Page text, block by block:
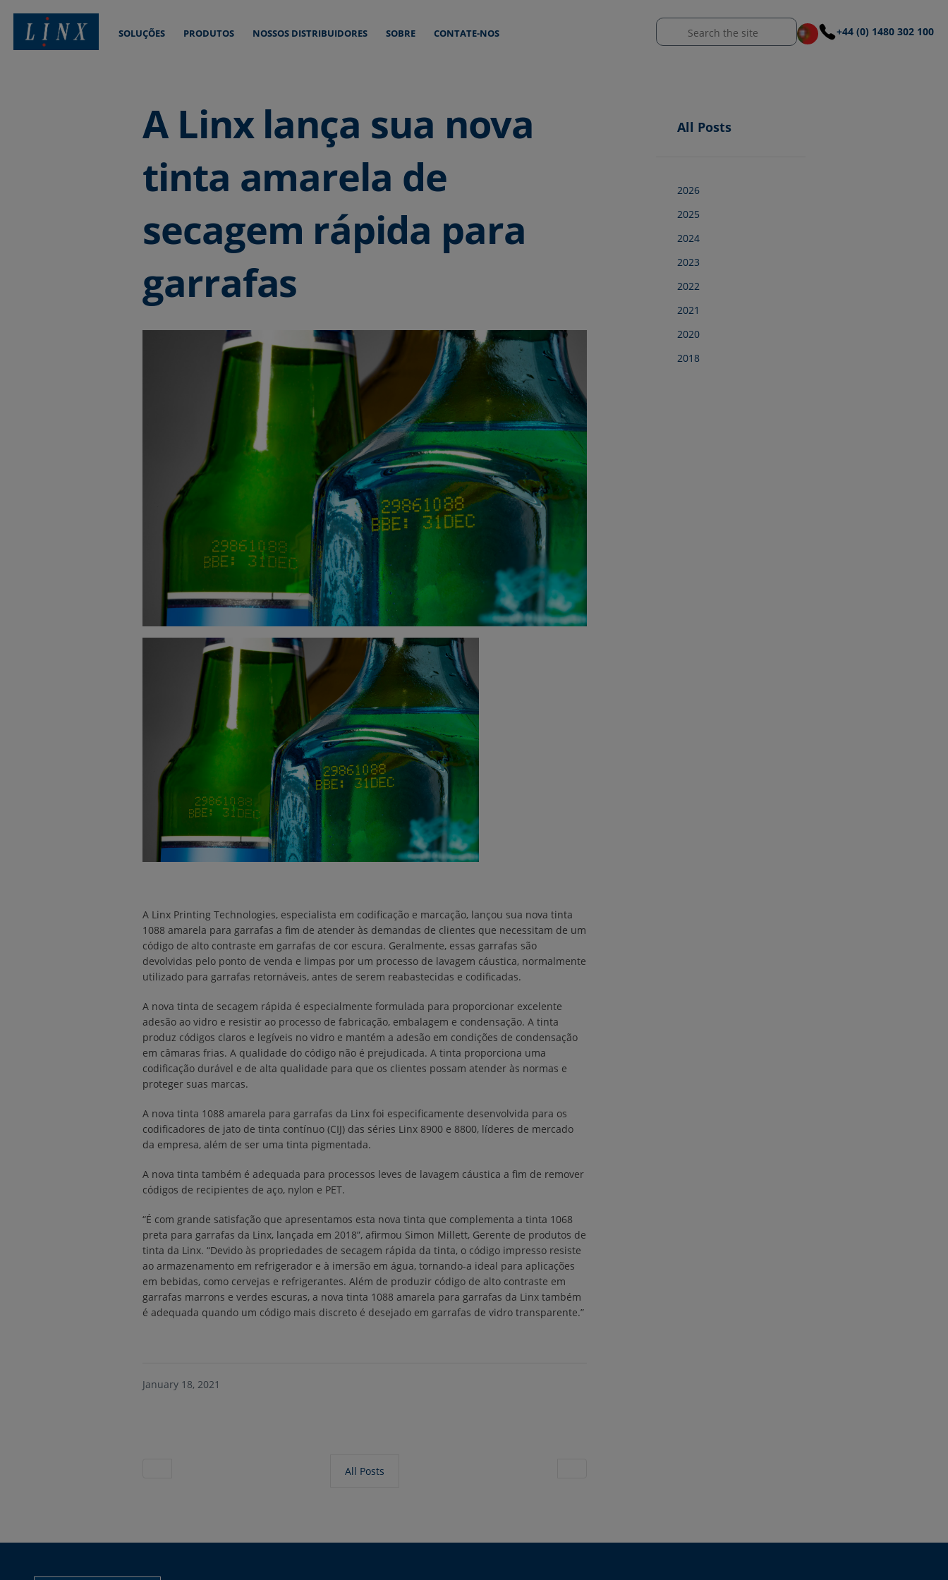
SOLUÇÕES PRODUTOS NOSSOS DISTRIBUIDORES SOBRE CONTATE-NOS +44 (0) 1480 302 100
A Linx lança sua nova
tinta amarela de
secagem rápida para
garrafas
A Linx Printing Technologies, especialista em codificação e marcação, lançou sua nova tinta
1088 amarela para garrafas a fim de atender às demandas de clientes que necessitam de um
código de alto contraste em garrafas de cor escura. Geralmente, essas garrafas são
devolvidas pelo ponto de venda e limpas por um processo de lavagem cáustica, normalmente
utilizado para garrafas retornáveis, antes de serem reabastecidas e codificadas.
A nova tinta de secagem rápida é especialmente formulada para proporcionar excelente
adesão ao vidro e resistir ao processo de fabricação, embalagem e condensação. A tinta
produz códigos claros e legíveis no vidro e mantém a adesão em condições de condensação
em câmaras frias. A qualidade do código não é prejudicada. A tinta proporciona uma
codificação durável e de alta qualidade para que os clientes possam atender às normas e
proteger suas marcas.
A nova tinta 1088 amarela para garrafas da Linx foi especificamente desenvolvida para os
codificadores de jato de tinta contínuo (CIJ) das séries Linx 8900 e 8800, líderes de mercado
da empresa, além de ser uma tinta pigmentada.
A nova tinta também é adequada para processos leves de lavagem cáustica a fim de remover
códigos de recipientes de aço, nylon e PET.
“É com grande satisfação que apresentamos esta nova tinta que complementa a tinta 1068
preta para garrafas da Linx, lançada em 2018”, afirmou Simon Millett, Gerente de produtos de
tinta da Linx. “Devido às propriedades de secagem rápida da tinta, o código impresso resiste
ao armazenamento em refrigerador e à imersão em água, tornando-a ideal para aplicações
em bebidas, como cervejas e refrigerantes. Além de produzir código de alto contraste em
garrafas marrons e verdes escuras, a nova tinta 1088 amarela para garrafas da Linx também
é adequada quando um código mais discreto é desejado em garrafas de vidro transparente.”
January 18, 2021
All Posts
All Posts
2026
2025
2024
2023
2022
2021
2020
2018